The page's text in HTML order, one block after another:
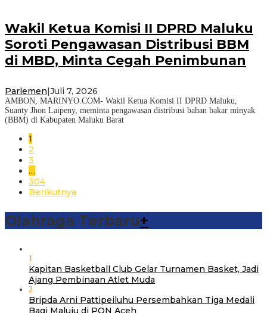
Wakil Ketua Komisi II DPRD Maluku
Soroti Pengawasan Distribusi BBM
di MBD, Minta Cegah Penimbunan
Parlemen Juli 7, 2026
AMBON, MARINYO.COM- Wakil Ketua Komisi II DPRD Maluku,
Suanty Jhon Laipeny, meminta pengawasan distribusi bahan bakar minyak
(BBM) di Kabupaten Maluku Barat
1
2
3
…
304
Berikutnya
Olahraga Terbaru+
1
Kapitan Basketball Club Gelar Turnamen Basket, Jadi
Ajang Pembinaan Atlet Muda
2
Bripda Arni Pattipeiluhu Persembahkan Tiga Medali